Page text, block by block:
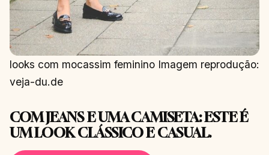
looks com mocassim feminino Imagem reprodução:
veja-du.de
COM JEANS E UMA CAMISETA: ESTE É
UM LOOK CLÁSSICO E CASUAL.